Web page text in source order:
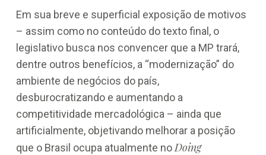
Em sua breve e superficial exposição de motivos
– assim como no conteúdo do texto final, o
legislativo busca nos convencer que a MP trará,
dentre outros benefícios, a “modernização” do
ambiente de negócios do país,
desburocratizando e aumentando a
competitividade mercadológica – ainda que
artificialmente, objetivando melhorar a posição
que o Brasil ocupa atualmente noDoing